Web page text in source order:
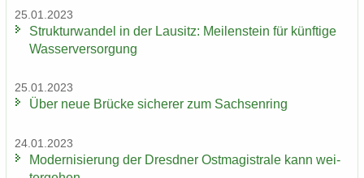
25.01.2023
Struk­tur­wan­del in der Lau­sitz: Mei­len­stein für künf­ti­ge
Was­ser­ver­sor­gung
25.01.2023
Über neue Brü­cke si­che­rer zum Sach­sen­ring
24.01.2023
Mo­der­ni­sie­rung der Dresd­ner Ost­ma­gis­tra­le kann wei­